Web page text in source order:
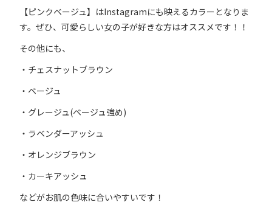
【ピンクベージュ】はInstagramにも映えるカラーとなりま
す。ぜひ、可愛らしい女の子が好きな方はオススメです！！
その他にも、
・チェスナットブラウン
・ベージュ
・グレージュ(ベージュ強め)
・ラベンダーアッシュ
・オレンジブラウン
・カーキアッシュ
などがお肌の色味に合いやすいです！